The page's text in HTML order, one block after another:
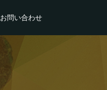
お問い合わせ